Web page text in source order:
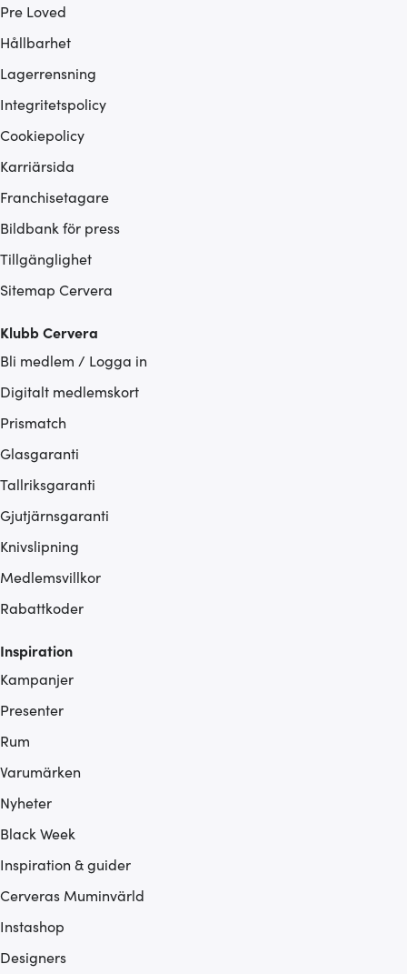
Pre Loved
Hållbarhet
Lagerrensning
Integritetspolicy
Cookiepolicy
Karriärsida
Franchisetagare
Bildbank för press
Tillgänglighet
Sitemap Cervera
Klubb Cervera
Bli medlem / Logga in
Digitalt medlemskort
Prismatch
Glasgaranti
Tallriksgaranti
Gjutjärnsgaranti
Knivslipning
Medlemsvillkor
Rabattkoder
Inspiration
Kampanjer
Presenter
Rum
Varumärken
Nyheter
Black Week
Inspiration & guider
Cerveras Muminvärld
Instashop
Designers